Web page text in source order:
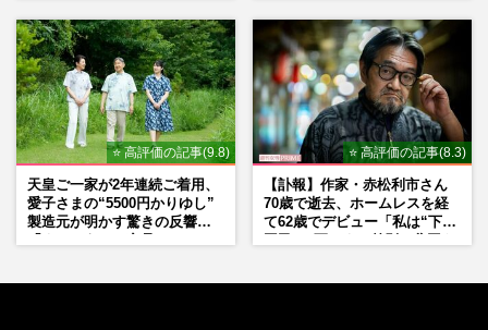
⭐ 高評価の記事(9.8)
天皇ご一家が2年連続ご着用、
愛子さまの“5500円かりゆし”
製造元が明かす驚きの反響
⭐ 高評価の記事(8.3)
【訃報】作家・赤松利市さん
70歳で逝去、ホームレスを経
て62歳でデビュー「私は“下級